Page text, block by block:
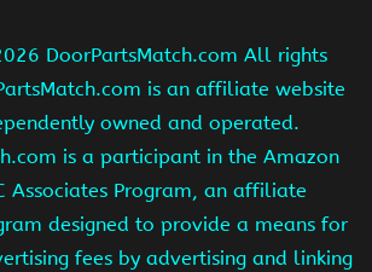
DoorPartsMatch.com All rights
is an affiliate website
owned and operated.
is a participant in the Amazon
Associates Program, an affiliate
designed to provide a means for
fees by advertising and linking